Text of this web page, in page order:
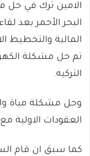
الامين ترك في حل
البحر الأحمر بعد
المالية والتخطيط
تم حل مشكلة
التركيه.
وحل مشكلة مياة
العقودات الاولية
كما سبق ان قام